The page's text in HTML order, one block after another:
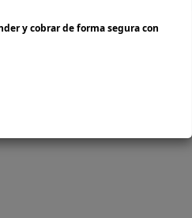
y cobrar de forma segura con